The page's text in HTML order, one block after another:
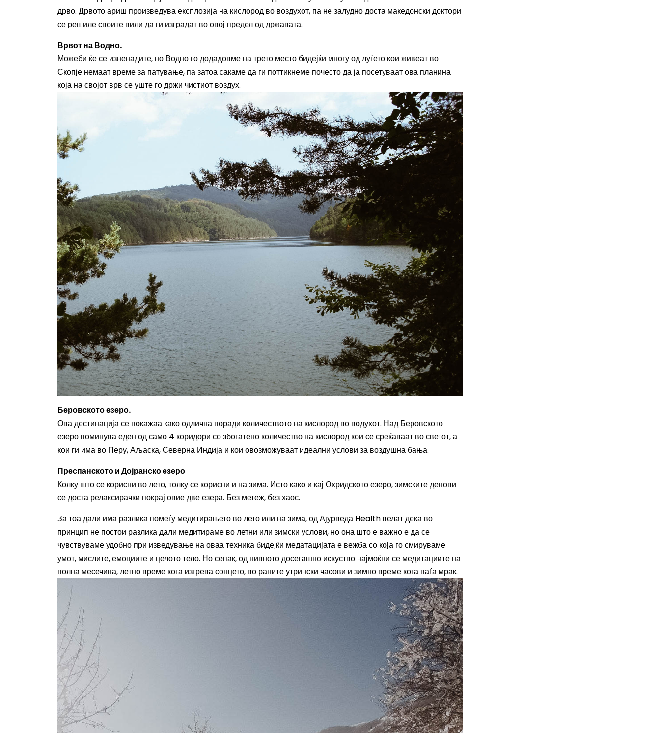
дрво. Дрвото ариш произведува експлозија на кислород во воздухот, па не залудно доста македонски доктори
се решиле своите вили да ги изградат во овој предел од државата.
Врвот на Водно.
Можеби ќе се изненадите, но Водно го додадовме на трето место бидејќи многу од луѓето кои живеат во
Скопје немаат време за патување, па затоа сакаме да ги поттикнеме почесто да ја посетуваат ова планина
која на својот врв се уште го држи чистиот воздух.
Беровското езеро.
Ова дестинација се покажаа како одлична поради количеството на кислород во водухот. Над Беровското
езеро поминува еден од само 4 коридори со збогатено количество на кислород кои се среќаваат во светот, а
кои ги има во Перу, Аљаска, Северна Индија и кои овозможуваат идеални услови за воздушна бања.
Преспанското и Дојранско езеро
Колку што се корисни во лето, толку се корисни и на зима. Исто како и кај Охридското езеро, зимските денови
се доста релаксирачки покрај овие две езера. Без метеж, без хаос.
За тоа дали има разлика помеѓу медитирањето во лето или на зима, од Ајурведа Health велат дека во
принцип не постои разлика дали медитираме во летни или зимски услови, но она што е важно е да се
чувствуваме удобно при изведување на оваа техника бидејќи медатацијата е вежба со која го смируваме
умот, мислите, емоциите и целото тело. Но сепак, од нивното досегашно искуство најмоќни се медитациите на
полна месечина, летно време кога изгрева сонцето, во раните утрински часови и зимно време кога паѓа мрак.